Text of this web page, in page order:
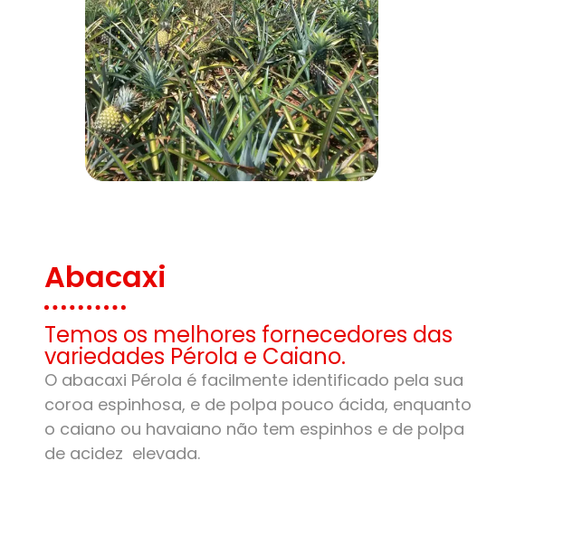
Abacaxi
Temos os melhores fornecedores das
variedades Pérola e Caiano.
O abacaxi Pérola é facilmente identificado pela sua
coroa espinhosa, e de polpa pouco ácida, enquanto
o caiano ou havaiano não tem espinhos e de polpa
de acidez elevada.